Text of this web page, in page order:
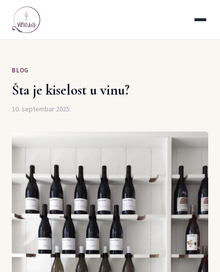
BLOG
Šta je kiselost u vinu?
10. septembar 2025.